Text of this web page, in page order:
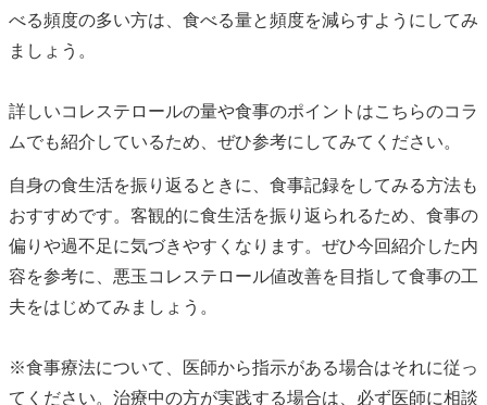
べる頻度の多い方は、食べる量と頻度を減らすようにしてみ
ましょう。
詳しいコレステロールの量や食事のポイントはこちらのコラ
ムでも紹介しているため、ぜひ参考にしてみてください。
自身の食生活を振り返るときに、食事記録をしてみる方法も
おすすめです。客観的に食生活を振り返られるため、食事の
偏りや過不足に気づきやすくなります。ぜひ今回紹介した内
容を参考に、悪玉コレステロール値改善を目指して食事の工
夫をはじめてみましょう。
※食事療法について、医師から指示がある場合はそれに従っ
てください。治療中の方が実践する場合は、必ず医師に相談